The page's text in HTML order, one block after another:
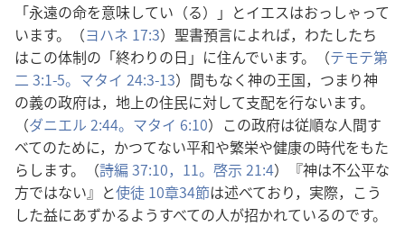
「永遠の命を意味してい（る）」とイエスはおっしゃって
います。（ヨハネ 17:3）聖書預言によれば，わたしたち
はこの体制の「終わりの日」に住んでいます。（テモテ第
二 3:1-5。 マタイ 24:3-13）間もなく神の王国，つまり神
の義の政府は，地上の住民に対して支配を行ないます。
（ダニエル 2:44。 マタイ 6:10）この政府は従順な人間す
べてのために，かつてない平和や繁栄や健康の時代をもた
らします。（詩編 37:10，11。 啓示 21:4）『神は不公平な
方ではない』と使徒 10章34節は述べており，実際，こう
した益にあずかるようすべての人が招かれているのです。